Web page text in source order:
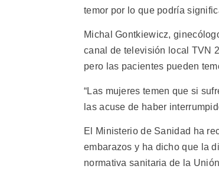
temor por lo que podría
Michal Gontkiewicz,
canal de televisión local TVN
pero las pacientes pueden
“Las mujeres temen que si
las acuse de haber
El Ministerio de Sanidad ha
embarazos y ha dicho que la
normativa sanitaria de la